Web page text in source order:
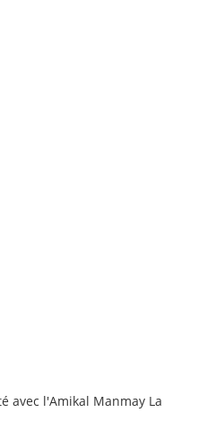
avec l'Amikal Manmay La